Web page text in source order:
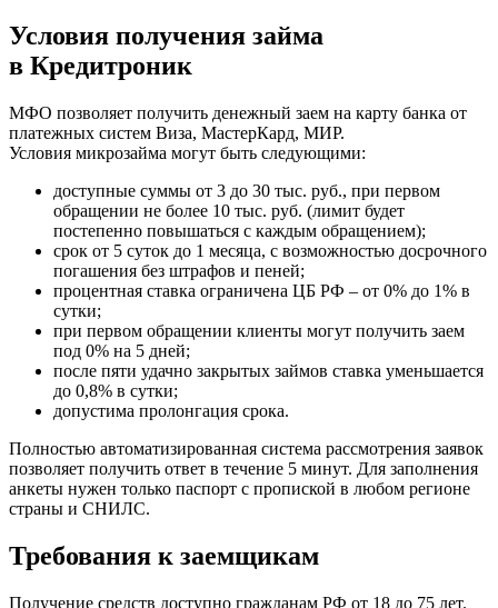
Условия получения займа
в Кредитроник
МФО позволяет получить денежный заем на карту банка от
платежных систем Виза, МастерКард, МИР.
Условия микрозайма могут быть следующими:
доступные суммы от 3 до 30 тыс. руб., при первом
обращении не более 10 тыс. руб. (лимит будет
постепенно повышаться с каждым обращением);
срок от 5 суток до 1 месяца, с возможностью досрочного
погашения без штрафов и пеней;
процентная ставка ограничена ЦБ РФ – от 0% до 1% в
сутки;
при первом обращении клиенты могут получить заем
под 0% на 5 дней;
после пяти удачно закрытых займов ставка уменьшается
до 0,8% в сутки;
допустима пролонгация срока.
Полностью автоматизированная система рассмотрения заявок
позволяет получить ответ в течение 5 минут. Для заполнения
анкеты нужен только паспорт с пропиской в любом регионе
страны и СНИЛС.
Требования к заемщикам
Получение средств доступно гражданам РФ от 18 до 75 лет.